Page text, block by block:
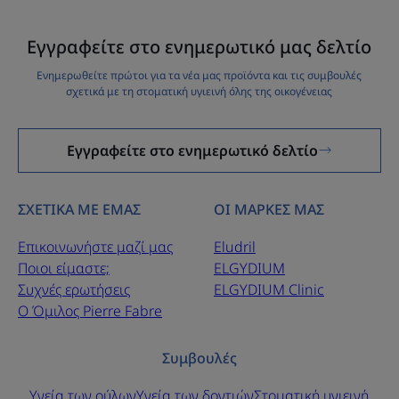
Οφέλη
• ΠΡΟΣΑΡΜΟΣΜΕΝΑ : βουρτσάκια διαφορετικών
και αναγνωρίσιμα από τα διαφορετικά τους χρώματα.
τη δυνατότητα περιστροφής της κεφαλής μέχρι και 90°
Εγγραφείτε στο ενημερωτικό μας δελτίο
Ενημερωθείτε πρώτοι για τα νέα μας προϊόντα και τις συμβουλές
σχετικά με τη στοματική υγιεινή όλης της οικογένειας
Εγγραφείτε στο ενημερωτικό δελτίο
ΣΧΕΤΙΚΑ ΜΕ ΕΜΑΣ
Επικοινωνήστε μαζί μας
Ποιοι είμαστε;
Συχνές ερωτήσεις
Ο Όμιλος Pierre Fabre
ΟΙ ΜΑΡΚΕΣ ΜΑΣ
Eludril
ELGYDIUM
ELGYDIUM Clinic
Συμβουλές